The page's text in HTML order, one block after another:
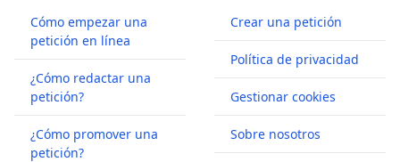
Cómo empezar una
petición en línea
¿Cómo redactar una
petición?
¿Cómo promover una
petición?
Crear una petición
Política de privacidad
Gestionar cookies
Sobre nosotros